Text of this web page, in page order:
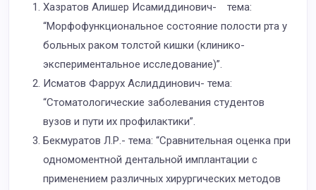
Хазратов Алишер Исамиддинович- тема:
“Морфофункциональное состояние полости рта у
больных раком толстой кишки (клинико-
экспериментальное исследование)”.
Исматов Фаррух Аслиддинович- тема:
“Стоматологические заболевания студентов
вузов и пути их профилактики”.
Бекмуратов Л.Р.- тема: “Сравнительная оценка при
одномоментной дентальной имплантации с
применением различных хирургических методов